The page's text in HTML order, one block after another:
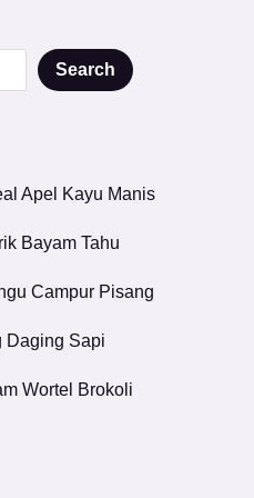
Search
Apel Kayu Manis
Bayam Tahu
Campur Pisang
Daging Sapi
Wortel Brokoli